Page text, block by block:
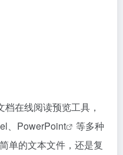
档在线阅读预览工具，
PowerPoint
等多种
单的文本文件，还是复